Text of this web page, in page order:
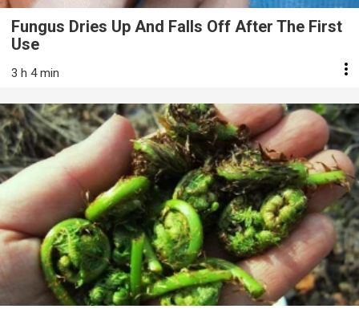
Fungus Dries Up And Falls Off After The First
Use
3 h 4 min